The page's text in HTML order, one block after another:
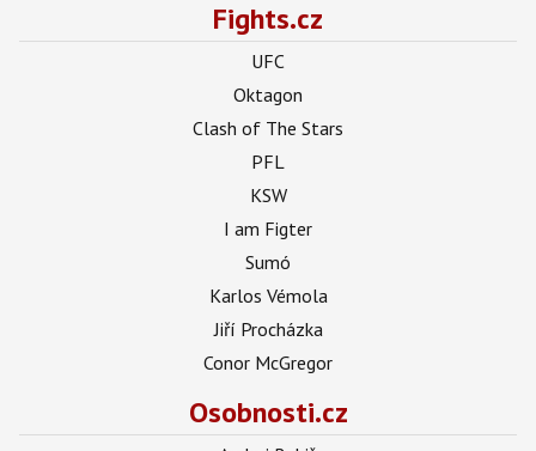
Fights.cz
UFC
Oktagon
Clash of The Stars
PFL
KSW
I am Figter
Sumó
Karlos Vémola
Jiří Procházka
Conor McGregor
Osobnosti.cz